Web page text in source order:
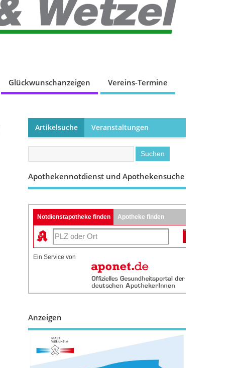
Glückwunschanzeigen Vereins-Termine
Artikelsuche Veranstaltungen
Apothekennotdienst und Apothekensuche
Notdienstapotheke finden Apotheke finden
Ein Service von
Anzeigen